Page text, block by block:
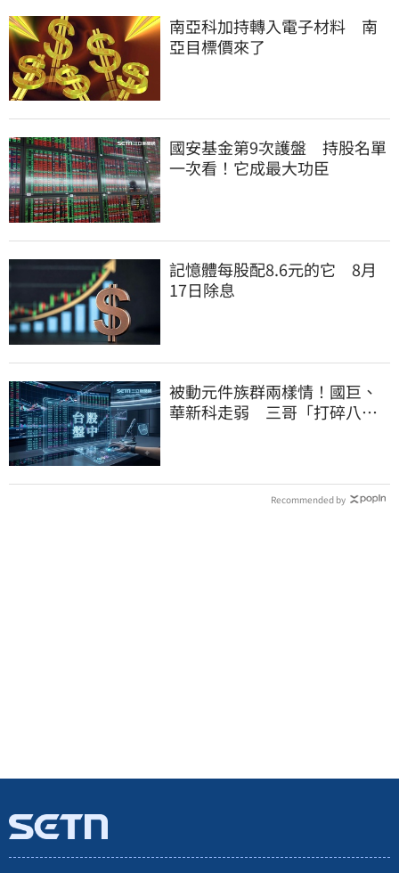
南亞科加持轉入電子材料 南
亞目標價來了
國安基金第9次護盤 持股名單
一次看！它成最大功臣
記憶體每股配8.6元的它 8月
17日除息
被動元件族群兩樣情！國巨、
華新科走弱 三哥「打碎八卦
Recommended by